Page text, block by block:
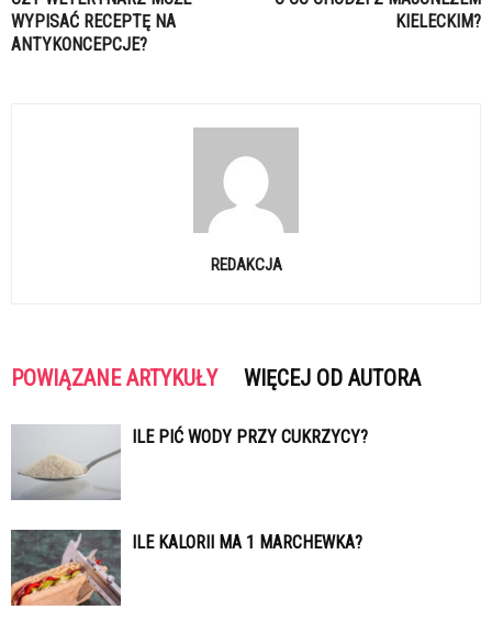
WYPISAĆ RECEPTĘ NA
ANTYKONCEPCJE?
KIELECKIM?
REDAKCJA
POWIĄZANE ARTYKUŁY WIĘCEJ OD AUTORA
ILE PIĆ WODY PRZY CUKRZYCY?
ILE KALORII MA 1 MARCHEWKA?